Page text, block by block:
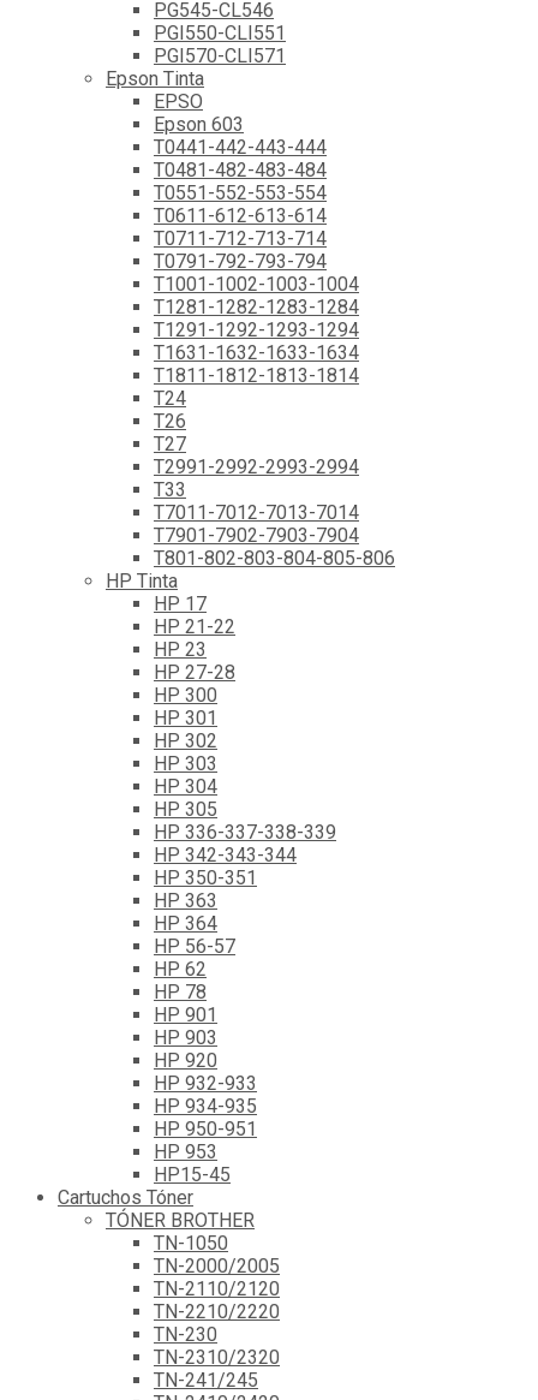
PG545-CL546
PGI550-CLI551
PGI570-CLI571
Epson Tinta
EPSO
Epson 603
T0441-442-443-444
T0481-482-483-484
T0551-552-553-554
T0611-612-613-614
T0711-712-713-714
T0791-792-793-794
T1001-1002-1003-1004
T1281-1282-1283-1284
T1291-1292-1293-1294
T1631-1632-1633-1634
T1811-1812-1813-1814
T24
T26
T27
T2991-2992-2993-2994
T33
T7011-7012-7013-7014
T7901-7902-7903-7904
T801-802-803-804-805-806
HP Tinta
HP 17
HP 21-22
HP 23
HP 27-28
HP 300
HP 301
HP 302
HP 303
HP 304
HP 305
HP 336-337-338-339
HP 342-343-344
HP 350-351
HP 363
HP 364
HP 56-57
HP 62
HP 78
HP 901
HP 903
HP 920
HP 932-933
HP 934-935
HP 950-951
HP 953
HP15-45
Cartuchos Tóner
TÓNER BROTHER
TN-1050
TN-2000/2005
TN-2110/2120
TN-2210/2220
TN-230
TN-2310/2320
TN-241/245